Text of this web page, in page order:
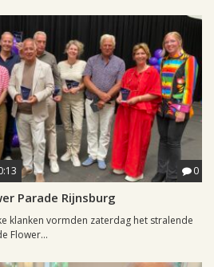
0
Parade Rijnsburg
klanken vormden zaterdag het stralende
Flower...